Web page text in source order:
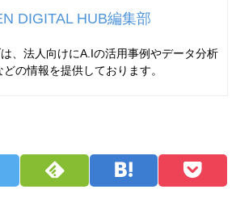
DIGITAL HUB編集部
、法人向けにA.Iの活用事例やデータ分析
の情報を提供しております。